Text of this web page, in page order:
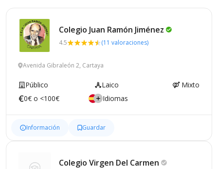
Colegio Juan Ramón Jiménez
4.5 (11 valoraciones)
Avenida Gibraleón 2, Cartaya
Público Laico
Mixto
0€ o <100€
Idiomas
Información Guardar
Colegio Virgen Del Carmen